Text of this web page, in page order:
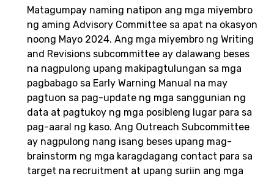
Matagumpay naming natipon ang mga miyembro
ng aming Advisory Committee sa apat na okasyon
noong Mayo 2024. Ang mga miyembro ng Writing
and Revisions subcommittee ay dalawang beses
na nagpulong upang makipagtulungan sa mga
pagbabago sa Early Warning Manual na may
pagtuon sa pag-update ng mga sanggunian ng
data at pagtukoy ng mga posibleng lugar para sa
pag-aaral ng kaso. Ang Outreach Subcommittee
ay nagpulong nang isang beses upang mag-
brainstorm ng mga karagdagang contact para sa
target na recruitment at upang suriin ang mga